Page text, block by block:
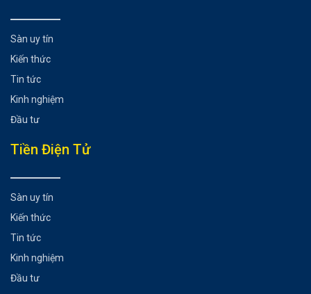
Tóm tắt tâm lý thị trường trong giao dịch
Kết luận
Sàn uy tín
Kiến thức
Tin tức
Kinh nghiệm
Đầu tư
Tiền Điện Tử
Sàn uy tín
Kiến thức
Tin tức
Kinh nghiệm
Đầu tư